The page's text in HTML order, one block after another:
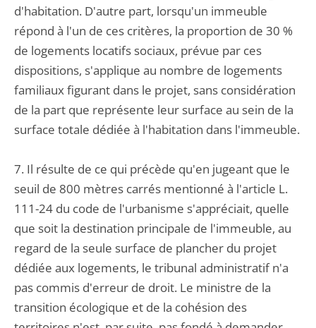
d'habitation. D'autre part, lorsqu'un immeuble
répond à l'un de ces critères, la proportion de 30 %
de logements locatifs sociaux, prévue par ces
dispositions, s'applique au nombre de logements
familiaux figurant dans le projet, sans considération
de la part que représente leur surface au sein de la
surface totale dédiée à l'habitation dans l'immeuble.
7. Il résulte de ce qui précède qu'en jugeant que le
seuil de 800 mètres carrés mentionné à l'article L.
111-24 du code de l'urbanisme s'appréciait, quelle
que soit la destination principale de l'immeuble, au
regard de la seule surface de plancher du projet
dédiée aux logements, le tribunal administratif n'a
pas commis d'erreur de droit. Le ministre de la
transition écologique et de la cohésion des